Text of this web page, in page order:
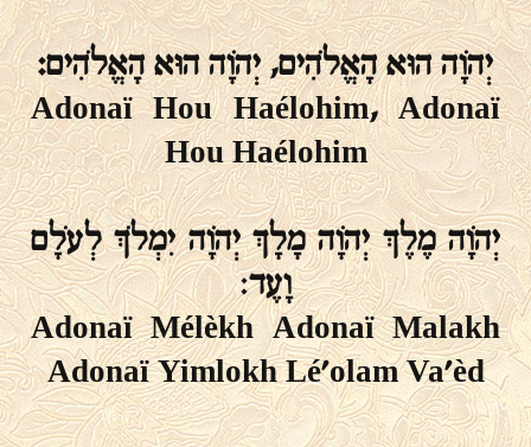
יְהֹוָה הוּא הָאֱלֹהִים, יְהֹוָה הוּא הָאֱלֹהִים:
Adonaï Hou Haélohim, Adonaï
Hou Haélohim
יְהֹוָה מֶלֶךְ יְהֹוָה מָלָךְ יְהֹוָה יִמְלֹךְ לְעֹלָם
וָעֶד:
Adonaï Mélèkh Adonaï Malakh
Adonaï Yimlokh Lé'olam Va'èd